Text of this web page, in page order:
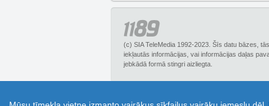
(c) SIA TeleMedia 1992-2023. Šīs datu bāzes,
iekļautās informācijas, vai informācijas daļas
jebkādā formā stingri aizliegta.
1189.lv – Biznesa uzziņu portāls, piedāvā